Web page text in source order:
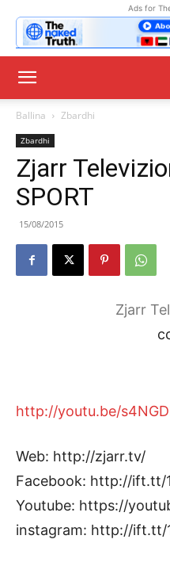
Ads for
Ballina Zbardhi
Zbardhi
Zjarr
SPORT
15/08/2015
Zjarr
http://youtu.be/
Web: http://zjarr.tv/
Facebook: http://ift.tt/
Youtube: https://
instagram: http://ift.tt/